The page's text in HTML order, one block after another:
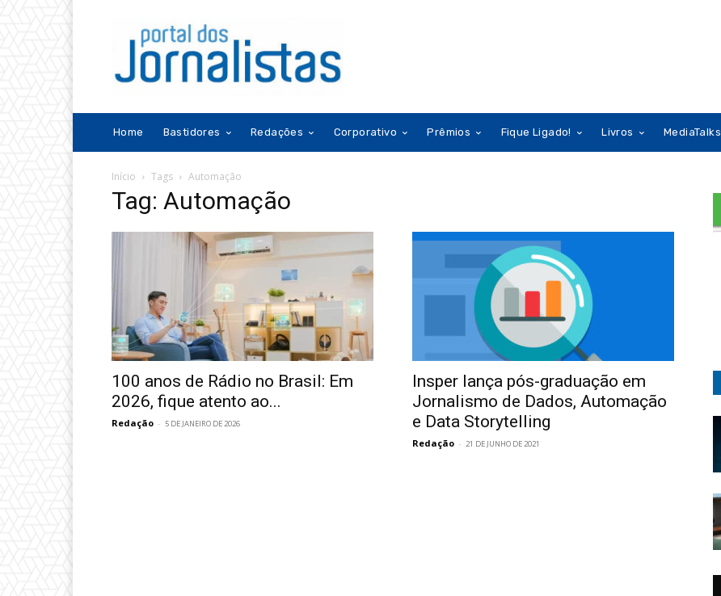
Home Bastidores Redações Corporativo Prêmios Fique Ligado! Livros MediaTalks
Início Tags Automação
Tag: Automação
100 anos de Rádio no Brasil: Em
2026, fique atento ao...
Redação - 5 DE JANEIRO DE 2026
Insper lança pós-graduação em
Jornalismo de Dados, Automação
e Data Storytelling
Redação - 21 DE JUNHO DE 2021